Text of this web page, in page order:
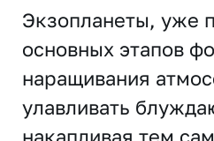
Экзопланеты, уже
основных этапов
наращивания
улавливать
накапливая тем